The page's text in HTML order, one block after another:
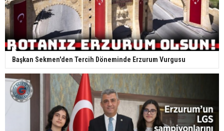
Başkan Sekmen'den Tercih Döneminde Erzurum Vurgusu